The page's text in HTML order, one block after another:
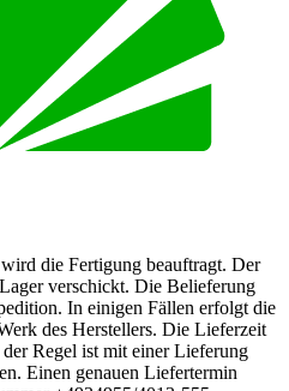
die Fertigung beauftragt. Der
verschickt. Die Belieferung
In einigen Fällen erfolgt die
des Herstellers. Die Lieferzeit
Regel ist mit einer Lieferung
Einen genauen Liefertermin